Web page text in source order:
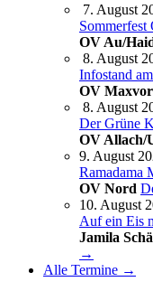
7. August
OV Au/
8. August
Infostand
OV
8. August
Der Grüne
OV Allach/
9. August
Ramadama
OV Nord
10. August
Auf ein Eis
Jamila
→
Alle Termine →